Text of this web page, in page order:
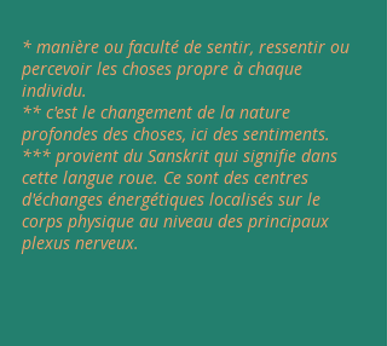
* manière ou faculté de sentir, ressentir ou
percevoir les choses propre à chaque
individu.
** c'est le changement de la nature
profondes des choses, ici des sentiments.
*** provient du Sanskrit qui signifie dans
cette langue roue. Ce sont des centres
d'échanges énergétiques localisés sur le
corps physique au niveau des principaux
plexus nerveux.